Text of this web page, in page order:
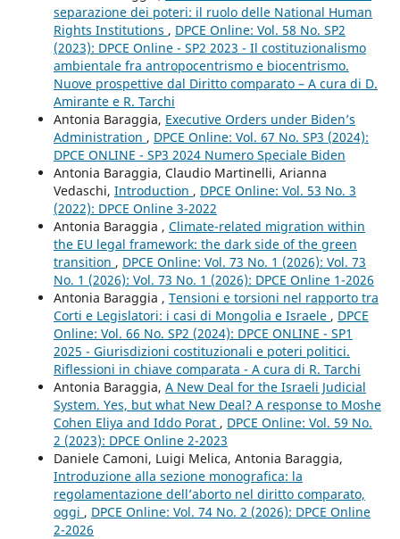
separazione dei poteri: il ruolo delle National Human
Rights Institutions , DPCE Online: Vol. 58 No. SP2
(2023): DPCE Online - SP2 2023 - Il costituzionalismo
ambientale fra antropocentrismo e biocentrismo.
Nuove prospettive dal Diritto comparato – A cura di D.
Amirante e R. Tarchi
Antonia Baraggia, Executive Orders under Biden’s
Administration , DPCE Online: Vol. 67 No. SP3 (2024):
DPCE ONLINE - SP3 2024 Numero Speciale Biden
Antonia Baraggia, Claudio Martinelli, Arianna
Vedaschi, Introduction , DPCE Online: Vol. 53 No. 3
(2022): DPCE Online 3-2022
Antonia Baraggia , Climate-related migration within
the EU legal framework: the dark side of the green
transition , DPCE Online: Vol. 73 No. 1 (2026): Vol. 73
No. 1 (2026): Vol. 73 No. 1 (2026): DPCE Online 1-2026
Antonia Baraggia , Tensioni e torsioni nel rapporto tra
Corti e Legislatori: i casi di Mongolia e Israele , DPCE
Online: Vol. 66 No. SP2 (2024): DPCE ONLINE - SP1
2025 - Giurisdizioni costituzionali e poteri politici.
Riflessioni in chiave comparata - A cura di R. Tarchi
Antonia Baraggia, A New Deal for the Israeli Judicial
System. Yes, but what New Deal? A response to Moshe
Cohen Eliya and Iddo Porat , DPCE Online: Vol. 59 No.
2 (2023): DPCE Online 2-2023
Daniele Camoni, Luigi Melica, Antonia Baraggia,
Introduzione alla sezione monografica: la
regolamentazione dell’aborto nel diritto comparato,
oggi , DPCE Online: Vol. 74 No. 2 (2026): DPCE Online
2-2026